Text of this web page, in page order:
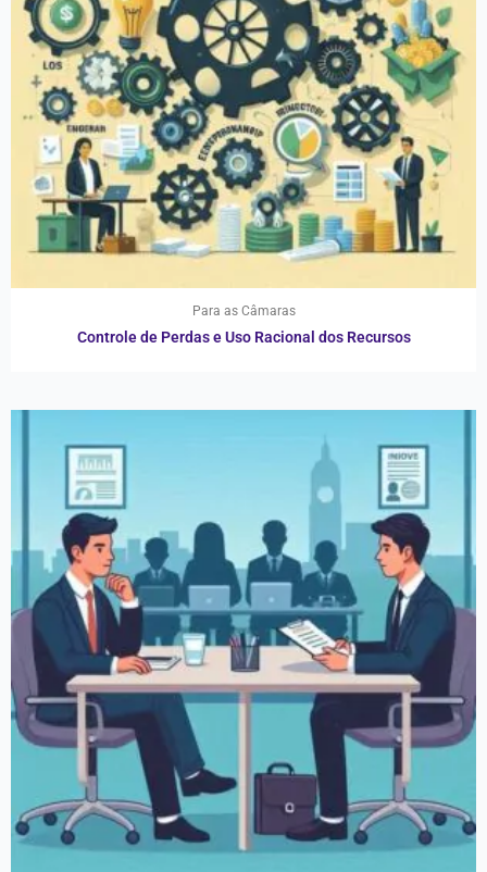
Para as Câmaras
Controle de Perdas e Uso Racional dos Recursos